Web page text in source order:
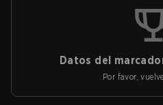
Datos del
Por favor,